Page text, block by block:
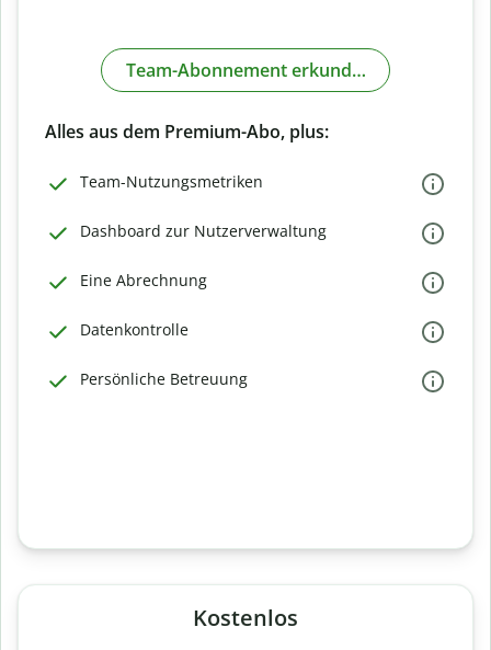
Team-Abonnement erkunden
Alles aus dem Premium-Abo, plus:
Team-Nutzungsmetriken
Dashboard zur Nutzerverwaltung
Eine Abrechnung
Datenkontrolle
Persönliche Betreuung
Kostenlos